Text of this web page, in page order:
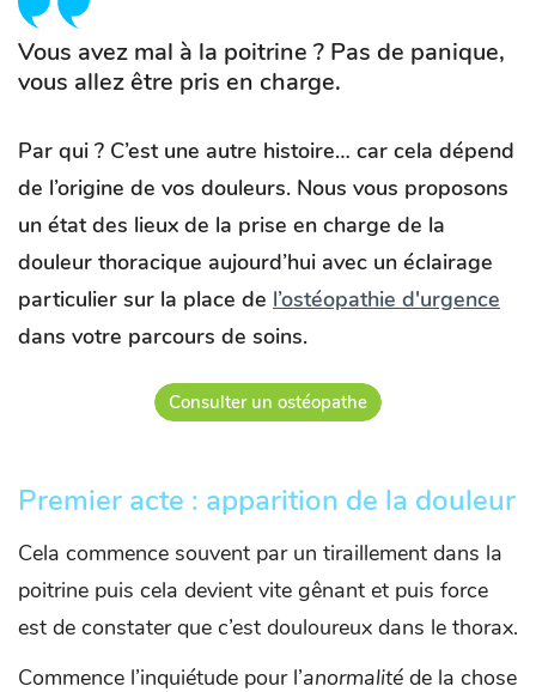
Vous avez mal à la poitrine ? Pas de panique,
vous allez être pris en charge.
Par qui ? C’est une autre histoire… car cela dépend
de l’origine de vos douleurs. Nous vous proposons
un état des lieux de la prise en charge de la
douleur thoracique aujourd’hui avec un éclairage
particulier sur la place de l’ostéopathie d'urgence
dans votre parcours de soins.
Consulter un ostéopathe
Premier acte : apparition de la douleur
Cela commence souvent par un tiraillement dans la
poitrine puis cela devient vite gênant et puis force
est de constater que c’est douloureux dans le thorax.
Commence l’inquiétude pour l’anormalité de la chose